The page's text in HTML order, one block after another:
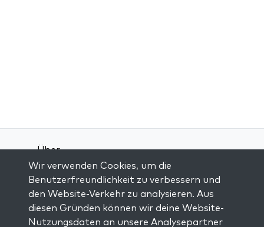
Über
Kontakt
Datenschutz-Bestimmungen
Wir verwenden Cookies, um die
Benutzerfreundlichkeit zu verbessern und
den Website-Verkehr zu analysieren. Aus
diesen Gründen können wir deine Website-
Nutzungsdaten an unsere Analysepartner